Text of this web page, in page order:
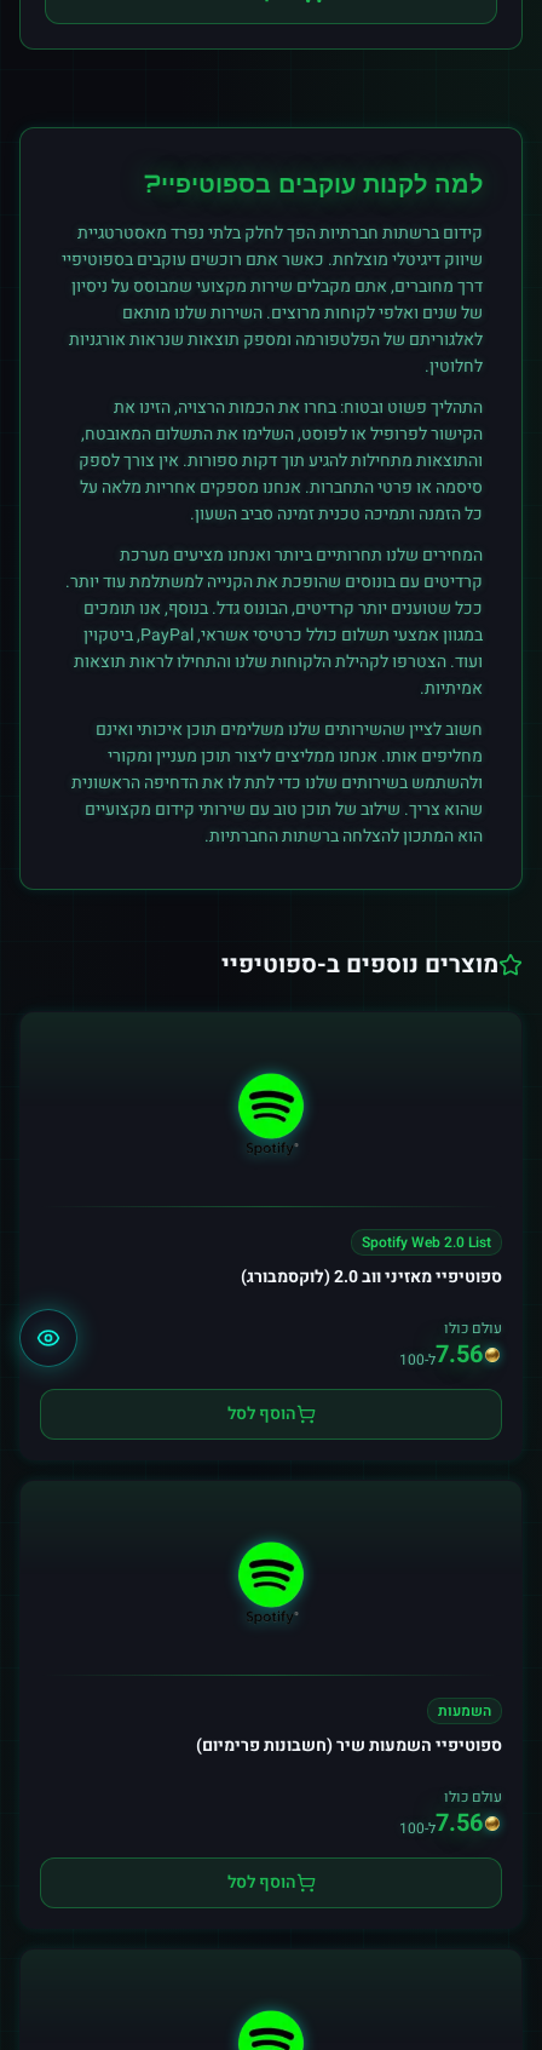
למה לקנות עוקבים בספוטיפיי?
קידום ברשתות חברתיות הפך לחלק בלתי נפרד מאסטרטגיית
שיווק דיגיטלי מוצלחת. כאשר אתם רוכשים עוקביםבספוטיפיי
דרך מחוברים, אתם מקבלים שירות מקצועי שמבוסס על ניסיון
של שנים ואלפי לקוחות מרוצים. השירות שלנו מותאם
לאלגוריתם של הפלטפורמה ומספק תוצאות שנראות אורגניות
לחלוטין.
התהליך פשוט ובטוח: בחרו את הכמות הרצויה, הזינו את
הקישור לפרופיל או לפוסט, השלימו את התשלום המאובטח,
והתוצאות מתחילות להגיע תוך דקות ספורות. אין צורך לספק
סיסמה או פרטי התחברות. אנחנו מספקים אחריות מלאה על
כל הזמנה ותמיכה טכנית זמינה סביב השעון.
המחירים שלנו תחרותיים ביותר ואנחנו מציעים מערכת
קרדיטים עם בונוסים שהופכת את הקנייה למשתלמת עוד יותר.
ככל שטוענים יותר קרדיטים, הבונוס גדל. בנוסף, אנו תומכים
במגוון אמצעי תשלום כולל כרטיסי אשראי, PayPal, ביטקוין
ועוד. הצטרפו לקהילת הלקוחות שלנו והתחילו לראות תוצאות
אמיתיות.
חשוב לציין שהשירותים שלנו משלימים תוכן איכותי ואינם
מחליפים אותו. אנחנו ממליצים ליצור תוכן מעניין ומקורי
ולהשתמש בשירותים שלנו כדי לתת לו את הדחיפה הראשונית
שהוא צריך. שילוב של תוכן טוב עם שירותי קידום מקצועיים
הוא המתכון להצלחה ברשתות החברתיות.
מוצרים נוספים ב-ספוטיפיי
Spotify Web 2.0 List
ספוטיפיי מאזיני ווב 2.0 (לוקסמבורג)
עולם כולו
7.56ל-100
הוסף לסל
השמעות
ספוטיפיי השמעות שיר (חשבונות פרימיום)
עולם כולו
7.56ל-100
הוסף לסל